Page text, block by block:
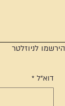
הירשמו לניוזלטר
דוא"ל *